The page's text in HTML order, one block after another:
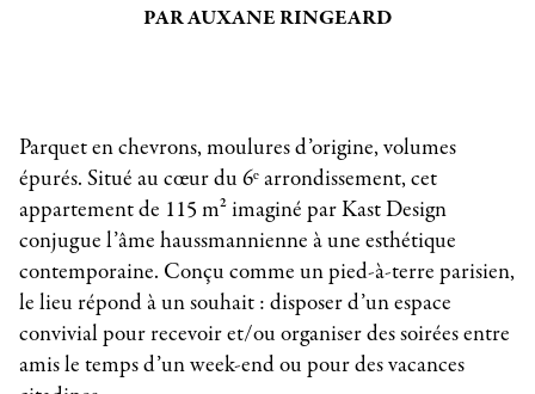
PAR AUXANE RINGEARD
Parquet en chevrons, moulures d’origine, volumes
épurés. Situé au cœur du 6ᵉ arrondissement, cet
appartement de 115 m² imaginé par Kast Design
conjugue l’âme haussmannienne à une esthétique
contemporaine. Conçu comme un pied-à-terre parisien,
le lieu répond à un souhait : disposer d’un espace
convivial pour recevoir et/ou organiser des soirées entre
amis le temps d’un week-end ou pour des vacances